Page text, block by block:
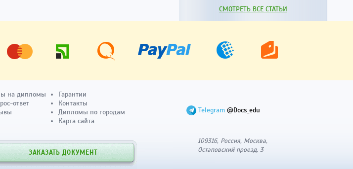
СМОТРЕТЬ ВСЕ СТАТЬИ
на дипломы
ответ
Гарантии
Контакты
Дипломы по городам
Карта сайта
ЗАКАЗАТЬ ДОКУМЕНТ
Telegram @Docs_edu
109316, Россия, Москва,
Остаповский проезд, 3